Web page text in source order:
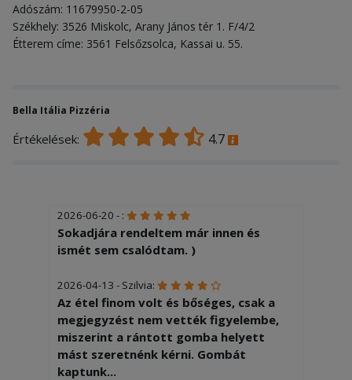
Adószám: 11679950-2-05
Székhely: 3526 Miskolc, Arany János tér 1. F/4/2
Étterem címe: 3561 Felsőzsolca, Kassai u. 55.
Bella Itália Pizzéria
Értékelések: 4.7
2026-06-20 - :
Sokadjára rendeltem már innen és
ismét sem csalódtam. )
2026-04-13 - Szilvia:
Az étel finom volt és bőséges, csak a
megjegyzést nem vették figyelembe,
miszerint a rántott gomba helyett
mást szeretnénk kérni. Gombát
kaptunk...